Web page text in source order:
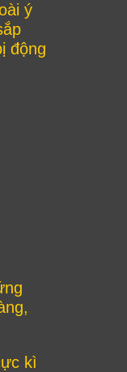
ý
động
kì